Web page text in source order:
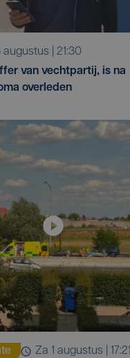
augustus | 21:30
van vechtpartij, is na
overleden
za 1 augustus | 17:21